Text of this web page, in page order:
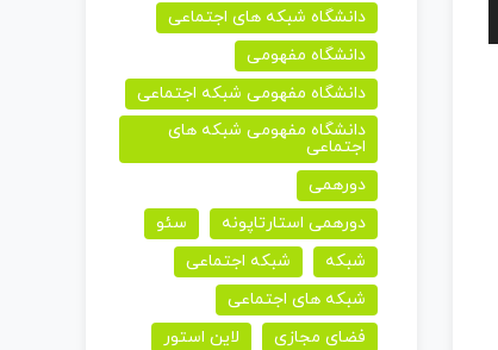
دانشگاه شبکه های اجتماعی
دانشگاه مفهومی
دانشگاه مفهومی شبکه اجتماعی
دانشگاه مفهومی شبکه های
اجتماعی
دورهمی
دورهمی استارتاپونه
سئو
شبکه
شبکه اجتماعی
شبکه های اجتماعی
فضای مجازی
لاین استور